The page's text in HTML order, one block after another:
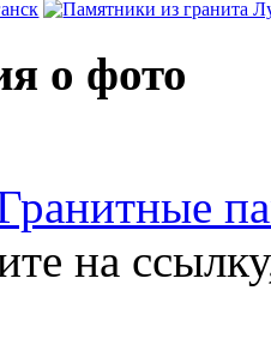
о фото
на